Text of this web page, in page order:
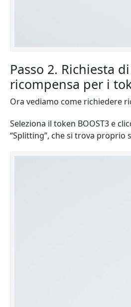
Passo 2. Richiesta
ricompensa per i
Ora vediamo come richiedere
Seleziona il token BOOST3 e
“Splitting”, che si trova proprio